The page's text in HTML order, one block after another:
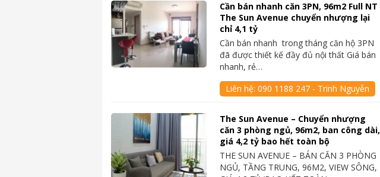
Cần bán nhanh căn 3PN, 96m2 Full NT
The Sun Avenue chuyển nhượng lại
chỉ 4,1 tỷ
Cần bán nhanh trong tháng căn hộ 3PN
đã được thiết kế đầy đủ nội thất Giá bán
nhanh, rẻ…
Liên hệ:090 1188 247 - Trinh Nguyễn
The Sun Avenue – Chuyển nhượng
căn 3 phòng ngủ, 96m2, ban công dài,
giá 4,2 tỷ bao hết toàn bộ
THE SUN AVENUE – BÁN CĂN 3 PHÒNG
NGỦ, TẦNG TRUNG, 96M2, VIEW SÔNG,